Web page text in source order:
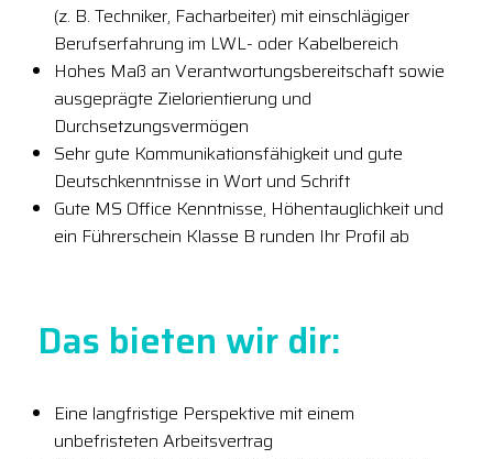
(z. B. Techniker, Facharbeiter) mit einschlägiger
Berufserfahrung im LWL- oder Kabelbereich
Hohes Maß an Verantwortungsbereitschaft sowie
ausgeprägte Zielorientierung und
Durchsetzungsvermögen
Sehr gute Kommunikationsfähigkeit und gute
Deutschkenntnisse in Wort und Schrift
Gute MS Office Kenntnisse, Höhentauglichkeit und
ein Führerschein Klasse B runden Ihr Profil ab
Das bieten wir dir:
Eine langfristige Perspektive mit einem
unbefristeten Arbeitsvertrag